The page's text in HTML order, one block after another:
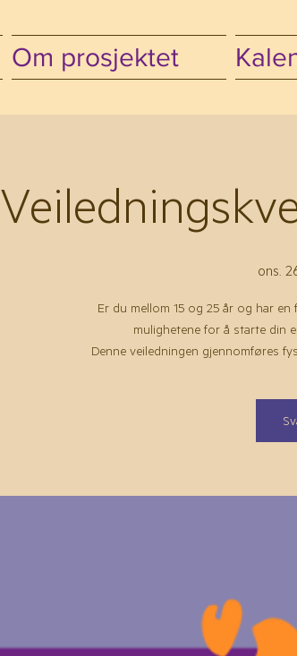
Om prosjektet
ons.
Er du mellom 15 og 25 år og har
mulighetene for å starte din
Denne veiledningen gjennomføres